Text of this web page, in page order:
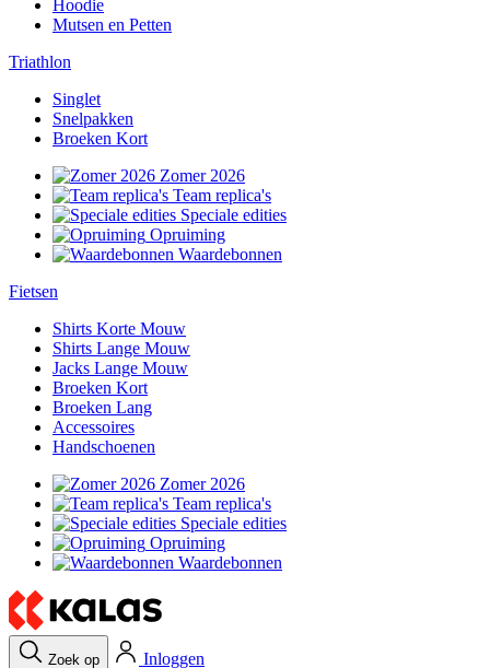
Hoodie
Mutsen en Petten
Triathlon
Singlet
Snelpakken
Broeken Kort
Zomer 2026
Team replica's
Speciale edities
Opruiming
Waardebonnen
Fietsen
Shirts Korte Mouw
Shirts Lange Mouw
Jacks Lange Mouw
Broeken Kort
Broeken Lang
Accessoires
Handschoenen
Zomer 2026
Team replica's
Speciale edities
Opruiming
Waardebonnen
Zoek op
Inloggen